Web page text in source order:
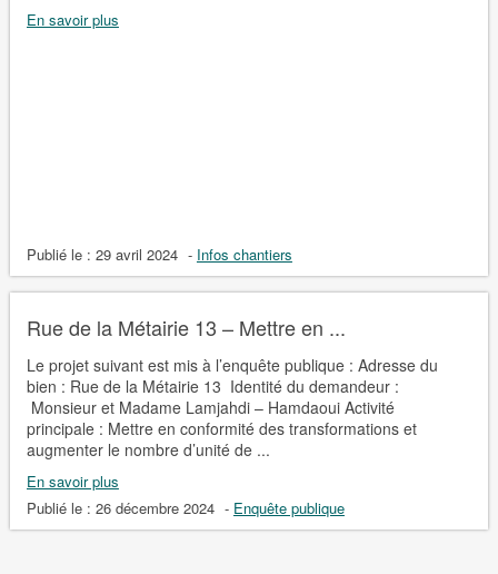
En savoir plus
Publié le : 29 avril 2024 - Infos chantiers
Rue de la Métairie 13 – Mettre en ...
Le projet suivant est mis à l’enquête publique : Adresse du
bien : Rue de la Métairie 13 Identité du demandeur :
Monsieur et Madame Lamjahdi – Hamdaoui Activité
principale : Mettre en conformité des transformations et
augmenter le nombre d’unité de ...
En savoir plus
Publié le : 26 décembre 2024 - Enquête publique